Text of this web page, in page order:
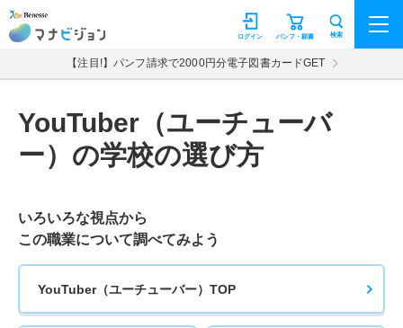
マナビジョン パンフ・願書
ログイン 検索
【注目!】パンフ請求で2000円分電子図書カードGET
YouTuber（ユーチューバ
ー）の学校の選び方
いろいろな視点から
この職業について調べてみよう
YouTuber（ユーチューバー）TOP